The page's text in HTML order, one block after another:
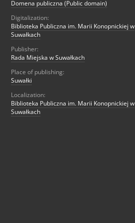
Domena publiczna (Public domain)
Digitalization:
Biblioteka Publiczna im. Marii Konopnickiej w
Suwałkach
Publisher:
Rada Miejska w Suwałkach
Place of publishing:
Suwałki
Localization:
Biblioteka Publiczna im. Marii Konopnickiej w
Suwałkach